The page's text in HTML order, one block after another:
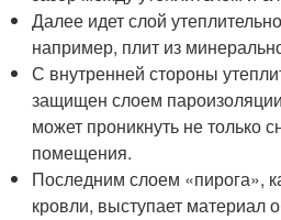
Далее идет слой
например, плит из
С внутренней стороны
защищен слоем
может проникнуть не только
помещения.
Последним слоем «пирога»,
кровли, выступает материал